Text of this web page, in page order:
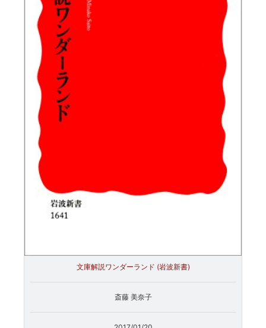
文庫解説ワンダーランド (岩波新書)
斎藤 美奈子